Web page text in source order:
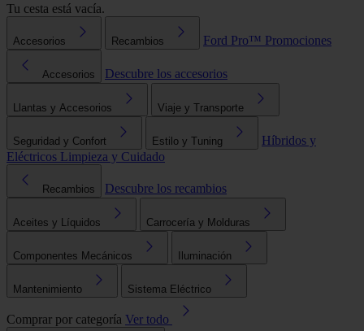
Tu cesta está vacía.
Accesorios Recambios Ford Pro™ Promociones
Accesorios Descubre los accesorios
Llantas y Accesorios Viaje y Transporte
Seguridad y Confort Estilo y Tuning
Híbridos y
Eléctricos Limpieza y Cuidado
Recambios Descubre los recambios
Aceites y Líquidos Carrocería y Molduras
Componentes Mecánicos Iluminación
Mantenimiento Sistema Eléctrico
Comprar por categoría Ver todo